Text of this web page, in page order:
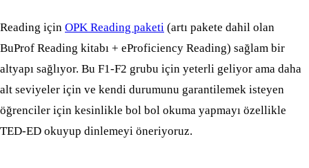
Reading için OPK Reading paketi (artı pakete dahil olan
BuProf Reading kitabı + eProficiency Reading) sağlam bir
altyapı sağlıyor. Bu F1-F2 grubu için yeterli geliyor ama daha
alt seviyeler için ve kendi durumunu garantilemek isteyen
öğrenciler için kesinlikle bol bol okuma yapmayı özellikle
TED-ED okuyup dinlemeyi öneriyoruz.